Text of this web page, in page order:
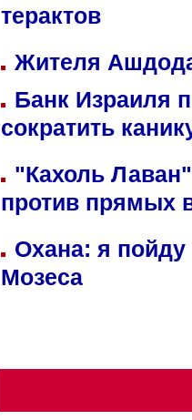
терактов
Жителя
Банк Израиля
сократить
"Кахоль
против прямых
Охана: я пойду
Мозеса